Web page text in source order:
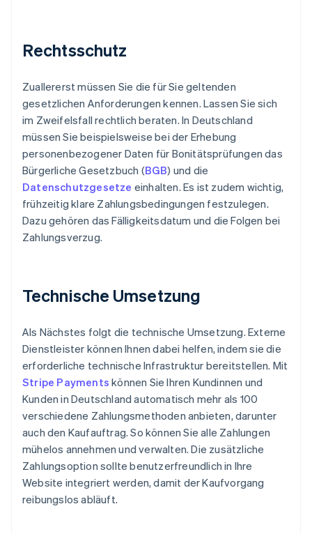
Rechtsschutz
Zuallererst müssen Sie die für Sie geltenden
gesetzlichen Anforderungen kennen. Lassen Sie sich
im Zweifelsfall rechtlich beraten. In Deutschland
müssen Sie beispielsweise bei der Erhebung
personenbezogener Daten für Bonitätsprüfungen das
Bürgerliche Gesetzbuch (BGB) und die
Datenschutzgesetze einhalten. Es ist zudem wichtig,
frühzeitig klare Zahlungsbedingungen festzulegen.
Dazu gehören das Fälligkeitsdatum und die Folgen bei
Zahlungsverzug.
Technische Umsetzung
Als Nächstes folgt die technische Umsetzung. Externe
Dienstleister können Ihnen dabei helfen, indem sie die
erforderliche technische Infrastruktur bereitstellen. Mit
Stripe Payments können Sie Ihren Kundinnen und
Kunden in Deutschland automatisch mehr als 100
verschiedene Zahlungsmethoden anbieten, darunter
auch den Kaufauftrag. So können Sie alle Zahlungen
mühelos annehmen und verwalten. Die zusätzliche
Zahlungsoption sollte benutzerfreundlich in Ihre
Website integriert werden, damit der Kaufvorgang
reibungslos abläuft.